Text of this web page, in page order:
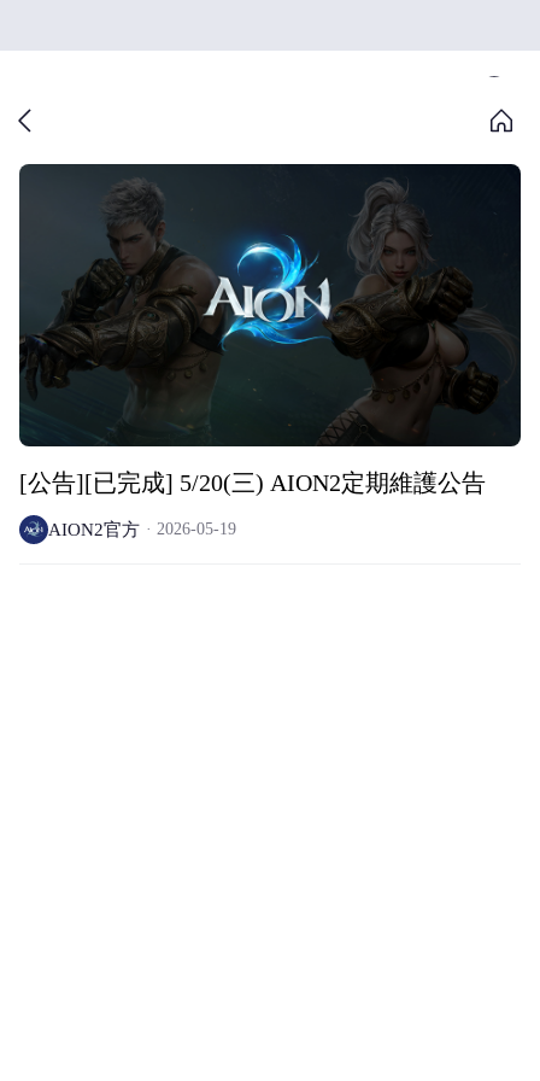
[公告][已完成] 5/20(三) AION2定期維護公告
AION2官方 2026-05-19